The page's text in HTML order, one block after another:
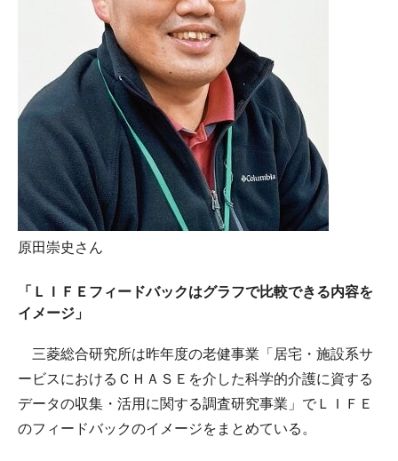
原田崇史さん
「ＬＩＦＥフィードバックはグラフで比較できる内容を
イメージ」
三菱総合研究所は昨年度の老健事業「居宅・施設系サ
ービスにおけるＣＨＡＳＥを介した科学的介護に資する
データの収集・活用に関する調査研究事業」でＬＩＦＥ
のフィードバックのイメージをまとめている。